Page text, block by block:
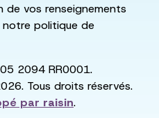
de vos renseignements
politique de
2094 RR0001.
Tous droits réservés.
par raisin.